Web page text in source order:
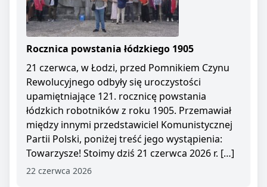
Rocznica powstania łódzkiego 1905
21 czerwca, w Łodzi, przed Pomnikiem Czynu
Rewolucyjnego odbyły się uroczystości
upamiętniające 121. rocznicę powstania
łódzkich robotników z roku 1905. Przemawiał
między innymi przedstawiciel Komunistycznej
Partii Polski, poniżej treść jego wystąpienia:
Towarzysze! Stoimy dziś 21 czerwca 2026 r. […]
22 czerwca 2026